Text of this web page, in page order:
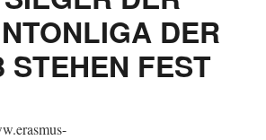
DER
STEHEN FEST